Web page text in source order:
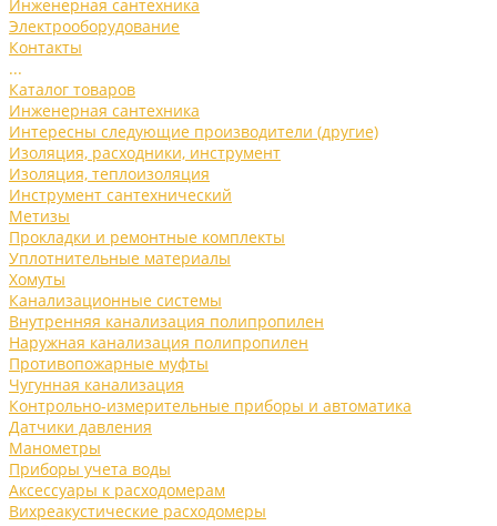
Инженерная сантехника
Электрооборудование
Контакты
...
Каталог товаров
Инженерная сантехника
Интересны следующие производители (другие)
Изоляция, расходники, инструмент
Изоляция, теплоизоляция
Инструмент сантехнический
Метизы
Прокладки и ремонтные комплекты
Уплотнительные материалы
Хомуты
Канализационные системы
Внутренняя канализация полипропилен
Наружная канализация полипропилен
Противопожарные муфты
Чугунная канализация
Контрольно-измерительные приборы и автоматика
Датчики давления
Манометры
Приборы учета воды
Аксессуары к расходомерам
Вихреакустические расходомеры